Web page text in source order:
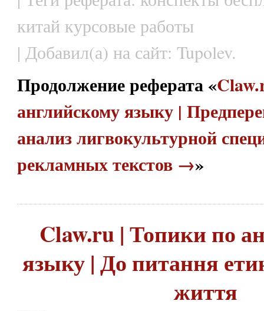
китай курсовые работы
| Добавил(а) на сайт: Tupolev.
Продолжение реферата «
английскому языку |
анализ лигвокультурной
рекламных текстов →»
Claw.ru | Топики по
языку | До питання
життя